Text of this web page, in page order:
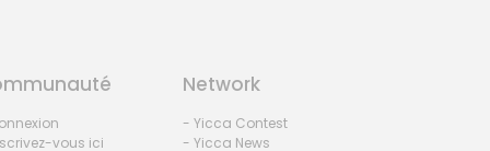
vous ici
Network
- Yicca Contest
- Yicca News